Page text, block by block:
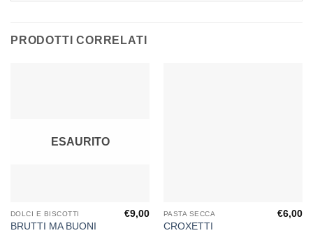
PRODOTTI CORRELATI
ESAURITO
DOLCI E BISCOTTI
BRUTTI MA BUONI
€9,00 PASTA SECCA
CROXETTI
€6,00